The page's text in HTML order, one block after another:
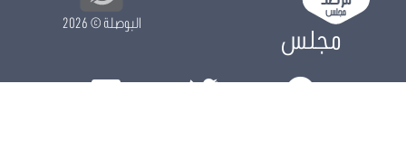
مجلس
البوصلة© 2026